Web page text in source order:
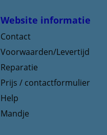
Website informatie
Contact
Voorwaarden/Levertijd
Reparatie
Prijs / contactformulier
Help
Mandje